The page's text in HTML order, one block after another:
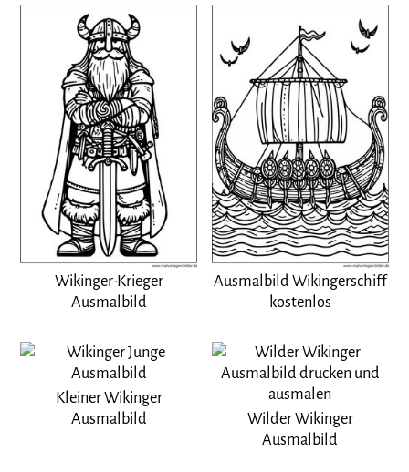
Wikinger-Krieger
Ausmalbild
Ausmalbild Wikingerschiff
kostenlos
Kleiner Wikinger
Ausmalbild
Wilder Wikinger
Ausmalbild